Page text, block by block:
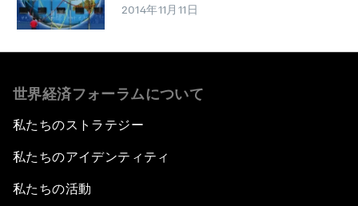
2014年11月11日
世界経済フォーラムについて
私たちのストラテジー
私たちのアイデンティティ
私たちの活動